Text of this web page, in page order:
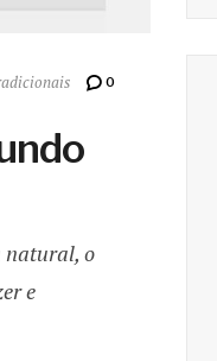
0
natural, o
e